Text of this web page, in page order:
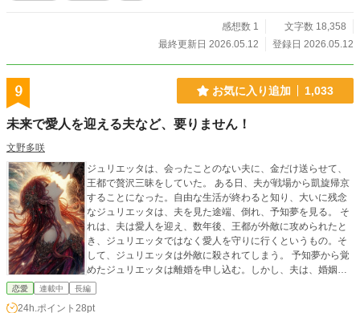
感想数 1
文字数 18,358
最終更新日 2026.05.12
登録日 2026.05.12
9 お気に入り追加 1,033
未来で愛人を迎える夫など、要りません！
文野多咲
ジュリエッタは、会ったことのない夫に、金だけ送らせて、
王都で贅沢三昧をしていた。 ある日、夫が戦場から凱旋帰京
することになった。自由な生活が終わると知り、大いに残念
なジュリエッタは、夫を見た途端、倒れ、予知夢を見る。 そ
れは、夫は愛人を迎え、数年後、王都が外敵に攻められたと
き、ジュリエッタではなく愛人を守りに行くというもの。そ
して、ジュリエッタは外敵に殺されてしまう。 予知夢から覚
めたジュリエッタは離婚を申し込む。しかし、夫は、婚姻の
際に支払った支度金を返還しなければ離婚に応じないと言っ
恋愛 連載中 長編
24h.ポイント 28pt